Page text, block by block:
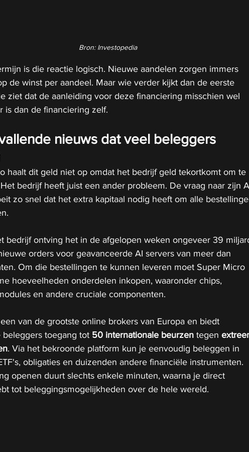
Bron: Investopedia
is die reactie logisch. Nieuwe aandelen zorgen immers
de winst per aandeel. Maar wie verder kijkt dan de eerste
ziet dat de aanleiding voor deze financiering misschien wel
is dan de financiering zelf.
nieuws dat veel beleggers
haalt dit geld niet op omdat het bedrijf geld tekortkomt om te
bedrijf heeft juist een ander probleem. De vraag naar zijn
zo snel dat het extra kapitaal nodig heeft om alle
bedrijf ontving het in de afgelopen weken ongeveer 39
orders voor geavanceerde AI servers van meer dan
Om die bestellingen te kunnen leveren moet Super Micro
hoeveelheden onderdelen inkopen, waaronder chips,
en andere cruciale componenten.
van de grootste online brokers van Europa en biedt
beleggers toegang tot 50 internationale beurzen tegen
. Via het bekroonde platform kun je eenvoudig beleggen in
obligaties en duizenden andere financiële instrumenten.
openen duurt slechts enkele minuten, waarna je direct
tot beleggingsmogelijkheden over de hele wereld.